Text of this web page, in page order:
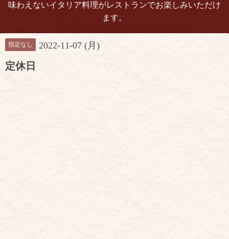
味わえないイタリア料理がレストランでお楽しみいただけ
ます。
指定なし 2022-11-07 (月)
定休日